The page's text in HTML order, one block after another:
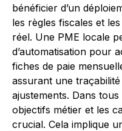
bénéficier d’un
les règles fiscales et
réel. Une PME locale
d’automatisation pour
fiches de paie
assurant une
ajustements. Dans
objectifs métier et les
crucial. Cela implique